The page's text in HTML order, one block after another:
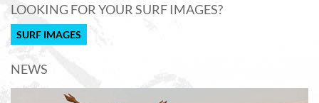
LOOKING FOR YOUR SURF IMAGES?
SURF IMAGES
NEWS